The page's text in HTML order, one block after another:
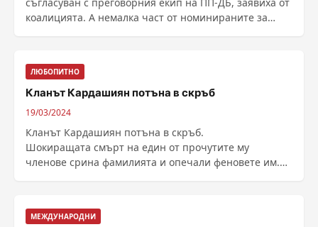
коалицията. А немалка част от номинираните за
ЛЮБОПИТНО
Кланът Кардашиян потъна в скръб
19/03/2024
Кланът Кардашиян потъна в скръб.
Шокиращата смърт на един от прочутите му
членове срина фамилията и опечали феновете им.
МЕЖДУНАРОДНИ